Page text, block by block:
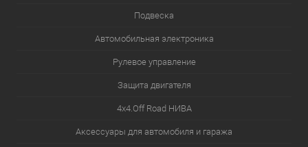
Подвеска
Автомобильная электроника
Рулевое управление
Защита двигателя
4х4.Off Road НИВА
Аксессуары для автомобиля и гаража